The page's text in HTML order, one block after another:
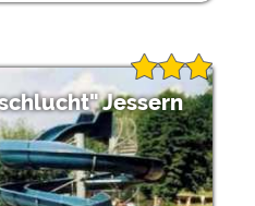
Jessern